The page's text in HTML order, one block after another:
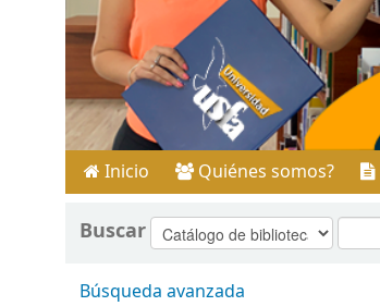
Inicio Quiénes somos?
Buscar
Búsqueda avanzada